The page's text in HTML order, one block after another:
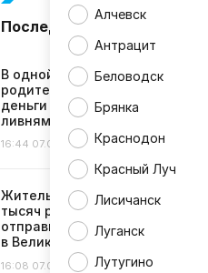
Алчевск
Антрацит
Беловодск
Брянка
Краснодон
Красный Луч
Лисичанск
Луганск
Лутугино
Последние новости
В одной из школ ЛНР скандал:
родителей заставили сдавать
деньги на ремонт
ливнями класса
16:44 07.08.26 Жизнь
Жительница ЛНР лишилась 54
тысяч рублей, пытаясь
отправить деньги дочери
в Великобританию
16:08 07.08.26 Общество